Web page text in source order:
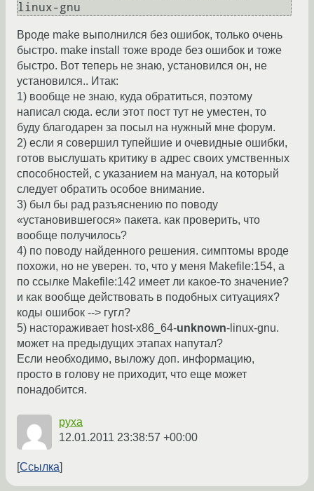
linux-gnu
Вроде make выполнился без ошибок, только очень
быстро. make install тоже вроде без ошибок и тоже
быстро. Вот теперь не знаю, установился он, не
установился.. Итак:
1) вообще не знаю, куда обратиться, поэтому
написал сюда. если этот пост тут не уместен, то
буду благодарен за посыл на нужный мне форум.
2) если я совершил тупейшие и очевидные ошибки,
готов выслушать критику в адрес своих умственных
способностей, с указанием на мануал, на который
следует обратить особое внимание.
3) был бы рад разъяснению по поводу
«установившегося» пакета. как проверить, что
вообще получилось?
4) по поводу найденного решения. симптомы вроде
похожи, но не уверен. то, что у меня Makefile:154, а
по ссылке Makefile:142 имеет ли какое-то значение?
и как вообще действовать в подобных ситуациях?
коды ошибок --> гугл?
5) настораживает host-x86_64-unknown-linux-gnu.
может на предыдущих этапах напутал?
Если необходимо, выложу доп. информацию,
просто в голову не приходит, что еще может
понадобится.
pyxa
12.01.2011 23:38:57 +00:00
Ссылка